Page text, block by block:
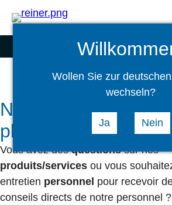
Scanners et produits spéciaux
Nous vous
plaisir
Vous avez desquestionssur nos
produits/services ou vous
entretien personnel pour recevoir
conseils directs de notre personnel ?
Wollen Sie zur
wechseln?
Ja Nein